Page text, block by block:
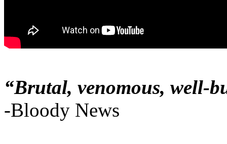
“Brutal, venomous, well-
-Bloody News